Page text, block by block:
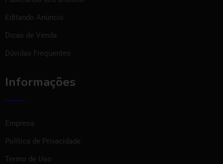
Editando Anúncio
Dicas de Venda
Dúvidas Frequentes
Informações
Empresa
Política de Privacidade
Termo de Uso